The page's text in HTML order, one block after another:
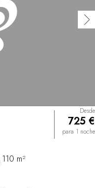
Desde
725 €
para 1 noche
110 m²